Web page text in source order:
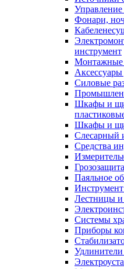
Фонари,
инструмент
Монтажные
Силовые
Шкафы и
Шкафы и
Слесарный
Средства
Паяльное
Лестницы и
Системы
Приборы